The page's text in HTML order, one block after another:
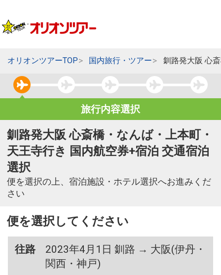
オリオンツアーTOP 国内旅行・ツアー 釧路発大阪 心
旅行内容選択
釧路発大阪 心斎橋・なんば・上本町・
天王寺行き 国内航空券+宿泊 交通宿泊
選択
便を選択の上、宿泊施設・ホテル選択へお進みくだ
さい
便を選択してください
往路
2023年4月1日 釧路 → 大阪(伊丹・
関西・神戸)